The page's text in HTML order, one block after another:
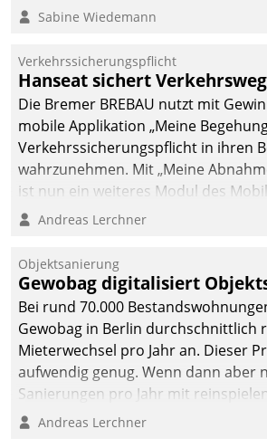
Sabine Wiedemann
Verkehrssicherungspflicht
Hanseat sichert
Die Bremer BREBAU nutzt mit
mobile Applikation „Meine
Verkehrssicherungspflicht in ihren
wahrzunehmen. Mit „Meine
ist nun ein weiteres Modul des
Einsatz.
Andreas Lerchner
Objektsanierung
Gewobag digitalisiert
Bei rund 70.000
Gewobag in Berlin durchschnittlich
Mieterwechsel pro Jahr an. Dieser
aufwendig genug. Wenn dann aber
Sanierungen pro Jahr mit
Betreuungs- und
Andreas Lerchner